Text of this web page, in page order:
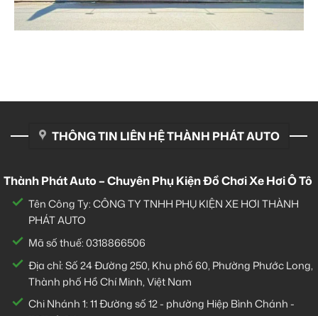
THÔNG TIN LIÊN HỆ THÀNH PHÁT AUTO
Thành Phát Auto – Chuyên Phụ Kiện Đồ Chơi Xe Hơi Ô Tô
Tên Công Ty: CÔNG TY TNHH PHỤ KIỆN XE HƠI THÀNH
PHÁT AUTO
Mã số thuế: 0318866506
Địa chỉ: Số 24 Đường 250, Khu phố 60, Phường Phước Long,
Thành phố Hồ Chí Minh, Việt Nam
Chi Nhánh 1:11 Đường số 12 - phường Hiệp Bình Chánh -